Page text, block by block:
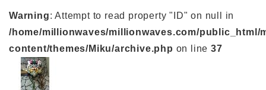
Warning: Attempt to read property "ID" on null in
/home/millionwaves/millionwaves.com/public_html/
content/themes/Miku/archive.php on line37